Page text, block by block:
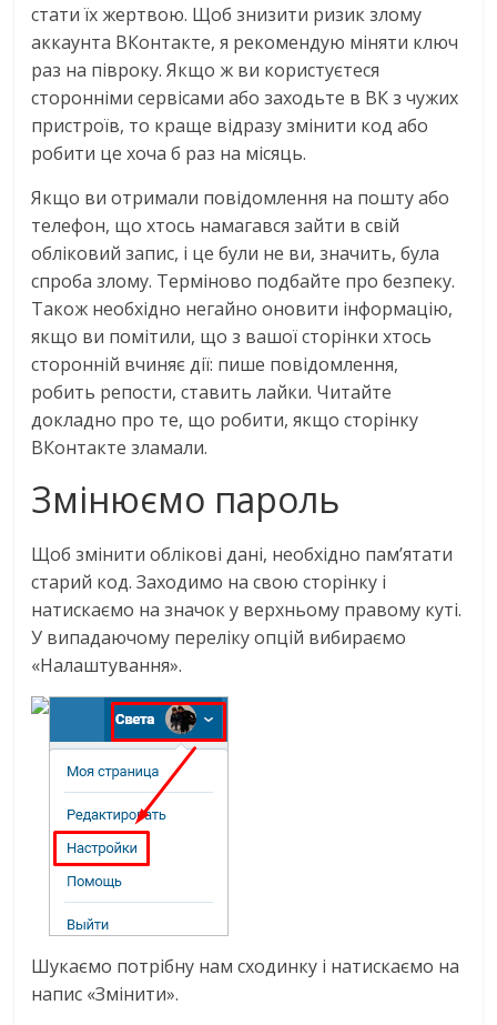
стати їх жертвою. Щоб знизити ризик злому
аккаунта ВКонтакте, я рекомендую міняти ключ
раз на півроку. Якщо ж ви користуєтеся
сторонніми сервісами або заходьте в ВК з чужих
пристроїв, то краще відразу змінити код або
робити це хоча б раз на місяць.
Якщо ви отримали повідомлення на пошту або
телефон, що хтось намагався зайти в свій
обліковий запис, і це були не ви, значить, була
спроба злому. Терміново подбайте про безпеку.
Також необхідно негайно оновити інформацію,
якщо ви помітили, що з вашої сторінки хтось
сторонній вчиняє дії: пише повідомлення,
робить репости, ставить лайки. Читайте
докладно про те, що робити, якщо сторінку
ВКонтакте зламали.
Змінюємо пароль
Щоб змінити облікові дані, необхідно пам’ятати
старий код. Заходимо на свою сторінку і
натискаємо на значок у верхньому правому куті.
У випадаючому переліку опцій вибираємо
«Налаштування».
Шукаємо потрібну нам сходинку і натискаємо на
напис «Змінити».